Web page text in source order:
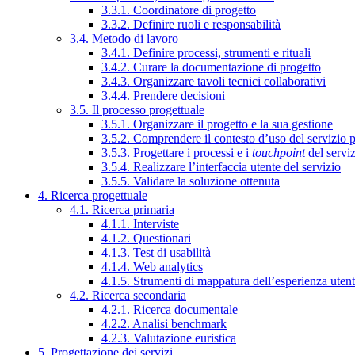
3.3.1. Coordinatore di progetto
3.3.2. Definire ruoli e responsabilità
3.4. Metodo di lavoro
3.4.1. Definire processi, strumenti e rituali
3.4.2. Curare la documentazione di progetto
3.4.3. Organizzare tavoli tecnici collaborativi
3.4.4. Prendere decisioni
3.5. Il processo progettuale
3.5.1. Organizzare il progetto e la sua gestione
3.5.2. Comprendere il contesto d’uso del servizio
3.5.3. Progettare i processi e i touchpointdel
3.5.4. Realizzare l’interfaccia utente del servizio
3.5.5. Validare la soluzione ottenuta
4. Ricerca progettuale
4.1. Ricerca primaria
4.1.1. Interviste
4.1.2. Questionari
4.1.3. Test di usabilità
4.1.4. Web analytics
4.1.5. Strumenti di mappatura dell’esperienza
4.2. Ricerca secondaria
4.2.1. Ricerca documentale
4.2.2. Analisi benchmark
4.2.3. Valutazione euristica
5. Progettazione dei servizi